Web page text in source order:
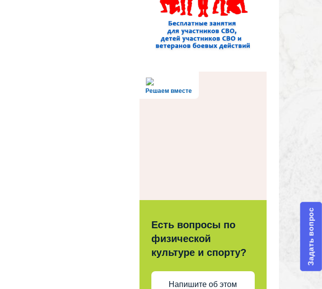
Решаем вместе
Есть вопросы по
физической
культуре и спорту?
Напишите об этом
Задать вопрос